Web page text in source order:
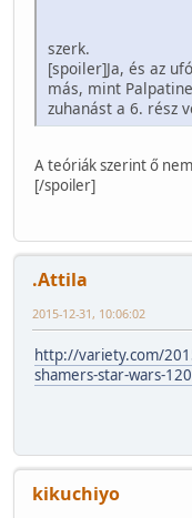
szerk.
[spoiler]Ja, és az
más, mint
zuhanást a 6. rész
A teóriák szerint ő
[/spoiler]
.Attila
2015-12-31, 10:06:02
http://variety.com/
shamers-star-wars-
kikuchiyo